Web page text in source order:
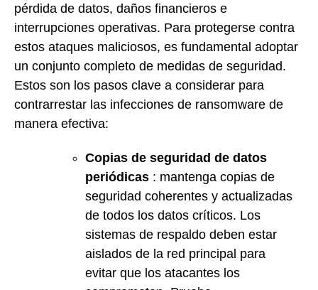
pérdida de datos, daños financieros e
interrupciones operativas. Para protegerse contra
estos ataques maliciosos, es fundamental adoptar
un conjunto completo de medidas de seguridad.
Estos son los pasos clave a considerar para
contrarrestar las infecciones de ransomware de
manera efectiva:
Copias de seguridad de datos
periódicas : mantenga copias de
seguridad coherentes y actualizadas
de todos los datos críticos. Los
sistemas de respaldo deben estar
aislados de la red principal para
evitar que los atacantes los